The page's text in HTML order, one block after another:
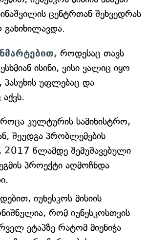
ცენტრთან შეხვედრას
განიხილავდა.
როდესაც თავს
ისინი, ვისი ვალიც იყო
პასუხის უფლებაც და
კულტურის სამინისტრო,
შეუდგა პრობლემების
2017 წლამდე შემუშავებული
პროექტი აღმოჩნდა
იუნესკოს მისიის
რომ იუნესკოსთვის
ეტაპზე რატომ მიენიჭა